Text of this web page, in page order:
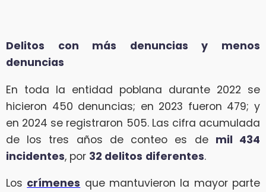
Delitos con más denuncias y menos
denuncias
En toda la entidad poblana durante 2022 se
hicieron 450 denuncias; en 2023 fueron 479; y
en 2024 se registraron 505. Las cifra acumulada
de los tres años de conteo es de mil 434
incidentes, por 32 delitos diferentes.
Los crímenes que mantuvieron la mayor parte